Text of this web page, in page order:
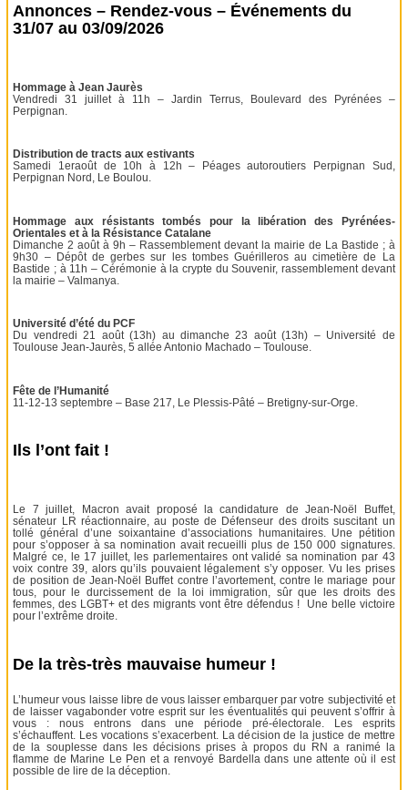
Annonces – Rendez-vous – Événements du
31/07 au 03/09/2026
Hommage à Jean Jaurès
Vendredi 31 juillet à 11h – Jardin Terrus, Boulevard des Pyrénées –
Perpignan.
Distribution de tracts aux estivants
Samedi 1eraoût de 10h à 12h – Péages autoroutiers Perpignan Sud,
Perpignan Nord, Le Boulou.
Hommage aux résistants tombés pour la libération des Pyrénées-
Orientales et à la Résistance Catalane
Dimanche 2 août à 9h – Rassemblement devant la mairie de La Bastide ; à
9h30 – Dépôt de gerbes sur les tombes Guérilleros au cimetière de La
Bastide ; à 11h – Cérémonie à la crypte du Souvenir, rassemblement devant
la mairie – Valmanya.
Université d’été du PCF
Du vendredi 21 août (13h) au dimanche 23 août (13h) – Université de
Toulouse Jean-Jaurès, 5 allée Antonio Machado – Toulouse.
Fête de l’Humanité
11-12-13 septembre – Base 217, Le Plessis-Pâté – Bretigny-sur-Orge.
Ils l’ont fait !
Le 7 juillet, Macron avait proposé la candidature de Jean-Noël Buffet,
sénateur LR réactionnaire, au poste de Défenseur des droits suscitant un
tollé général d’une soixantaine d’associations humanitaires. Une pétition
pour s’opposer à sa nomination avait recueilli plus de 150 000 signatures.
Malgré ce, le 17 juillet, les parlementaires ont validé sa nomination par 43
voix contre 39, alors qu’ils pouvaient légalement s’y opposer. Vu les prises
de position de Jean-Noël Buffet contre l’avortement, contre le mariage pour
tous, pour le durcissement de la loi immigration, sûr que les droits des
femmes, des LGBT+ et des migrants vont être défendus ! Une belle victoire
pour l’extrême droite.
De la très-très mauvaise humeur !
L’humeur vous laisse libre de vous laisser embarquer par votre subjectivité et
de laisser vagabonder votre esprit sur les éventualités qui peuvent s’offrir à
vous : nous entrons dans une période pré-électorale. Les esprits
s’échauffent. Les vocations s’exacerbent. La décision de la justice de mettre
de la souplesse dans les décisions prises à propos du RN a ranimé la
flamme de Marine Le Pen et a renvoyé Bardella dans une attente où il est
possible de lire de la déception.